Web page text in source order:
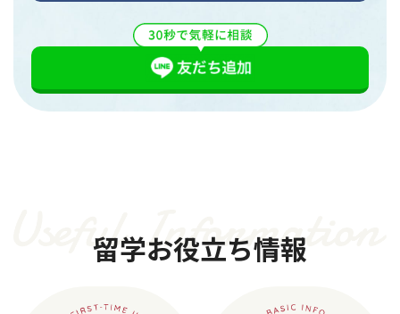
留学お役立ち情報